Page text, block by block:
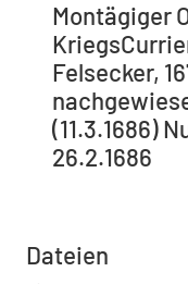
Montägiger
Felsecker,
(11.3.1686)
26.2.1686
Dateien